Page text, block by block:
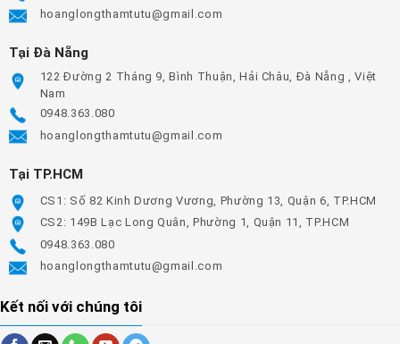
hoanglongthamtutu@gmail.com
Tại Đà Nẵng
122 Đường 2 Tháng 9, Bình Thuận, Hải Châu, Đà Nẵng , Việt
Nam
0948.363.080
hoanglongthamtutu@gmail.com
Tại TP.HCM
CS1: Số 82 Kinh Dương Vương, Phường 13, Quận 6, TP.HCM
CS2: 149B Lạc Long Quân, Phường 1, Quận 11, TP.HCM
0948.363.080
hoanglongthamtutu@gmail.com
Kết nối với chúng tôi